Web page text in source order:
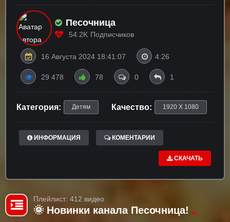
Песочница
54.2K Подписчиков
16 Августа 2024 18:41:07 4:26
29 478 78 0 1
Категория: Детям Качество: 1920 X 1080
ИНФОРМАЦИЯ КОМЕНТАРИИ
СКАЧАТЬ
Плейлист: 412 видео
🌞 Новинки канала Песочница!